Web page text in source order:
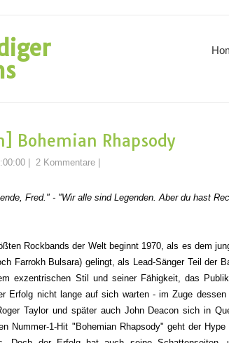
Bohemian Rhapsody
2 Kommentare
Fred." - "Wir alle sind Legenden. Aber du hast
Rockbands der Welt beginnt 1970, als es dem
Farrokh Bulsara) gelingt, als Lead-Sänger Teil der
exzentrischen Stil und seiner Fähigkeit, das
Erfolg nicht lange auf sich warten - im Zuge dessen
Taylor und später auch John Deacon sich in
Nummer-1-Hit "Bohemian Rhapsody" geht der Hype